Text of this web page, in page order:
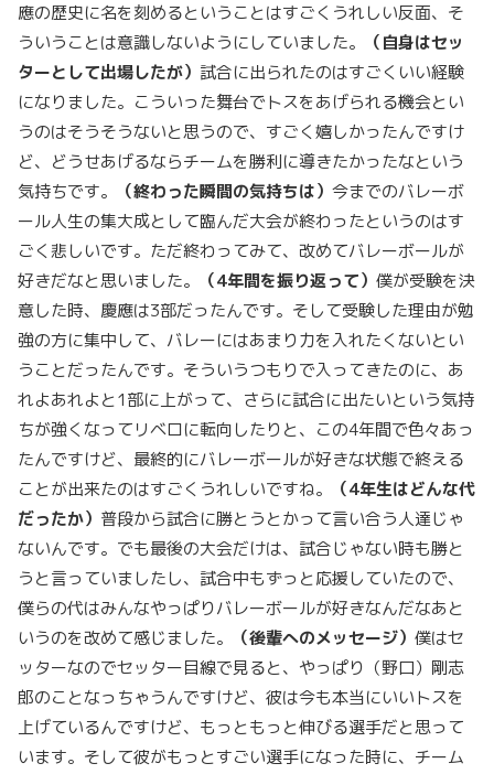
應の歴史に名を刻めるということはすごくうれしい反面、そ
ういうことは意識しないようにしていました。
（自身はセッ
ターとして出場したが） 試合に出られたのはすごくいい経験
になりました。こういった舞台でトスをあげられる機会とい
うのはそうそうないと思うので、すごく嬉しかったんですけ
ど、どうせあげるならチームを勝利に導きたかったなという
気持ちです。
（終わった瞬間の気持ちは） 今までのバレーボ
ール人生の集大成として臨んだ大会が終わったというのはす
ごく悲しいです。ただ終わってみて、改めてバレーボールが
好きだなと思いました。
（4年間を振り返って） 僕が受験を決
意した時、慶應は3部だったんです。そして受験した理由が勉
強の方に集中して、バレーにはあまり力を入れたくないとい
うことだったんです。そういうつもりで入ってきたのに、あ
れよあれよと1部に上がって、さらに試合に出たいという気持
ちが強くなってリベロに転向したりと、この4年間で色々あっ
たんですけど、最終的にバレーボールが好きな状態で終える
ことが出来たのはすごくうれしいですね。
（4年生はどんな代
だったか） 普段から試合に勝とうとかって言い合う人達じゃ
ないんです。でも最後の大会だけは、試合じゃない時も勝と
うと言っていましたし、試合中もずっと応援していたので、
僕らの代はみんなやっぱりバレーボールが好きなんだなあと
いうのを改めて感じました。
（後輩へのメッセージ） 僕はセ
ッターなのでセッター目線で見ると、やっぱり（野口）剛志
郎のことなっちゃうんですけど、彼は今も本当にいいトスを
上げているんですけど、もっともっと伸びる選手だと思って
います。そして彼がもっとすごい選手になった時に、チーム